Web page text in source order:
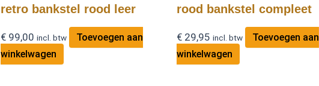
retro bankstel rood leer
€ 99,00 incl. btw
Toevoegen aan
winkelwagen
rood bankstel compleet
€29,95 incl. btw
Toevoegen aan
winkelwagen